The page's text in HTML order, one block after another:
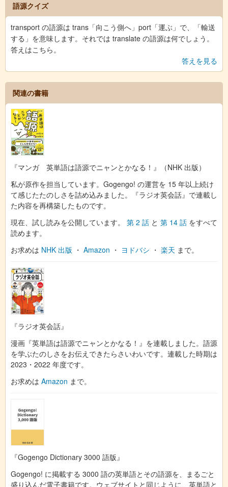
語源クイズ
transport の語源は trans「向こう側へ」port「運ぶ」で、「輸送
する」を意味します。それでは translate の語源は何でしょう。
答えはこちら。
答えを見る
関連の書籍
『マンガ 英単語は語源でニャンとかなる！』（NHK 出版）
私が原作を担当しています。Gogengo! の運営を 15 年以上続け
て感じたたのしさを詰め込みました。『ラジオ英会話』で連載し
た内容を再構築したものです。
現在、試し読みを公開しています。 第 2 話 と 第 14 話 をすべて
読めます。
お求めは NHK 出版 ・ Amazon ・ ヨドバシ ・ 楽天 まで。
『ラジオ英会話』
漫画『英単語は語源でニャンとかなる！』を連載しました。語源
を学ぶたのしさをお伝えできたらさいわいです。連載した時期は
2023・2022 年度です。
お求めは Amazon まで。
『Gogengo Dictionary 3000 語版』
Gogengo! に掲載する 3000 語の英単語とその語源を、まるごと
盛り込んだ電子書籍です。ウェブサイトと同じように、英単語と